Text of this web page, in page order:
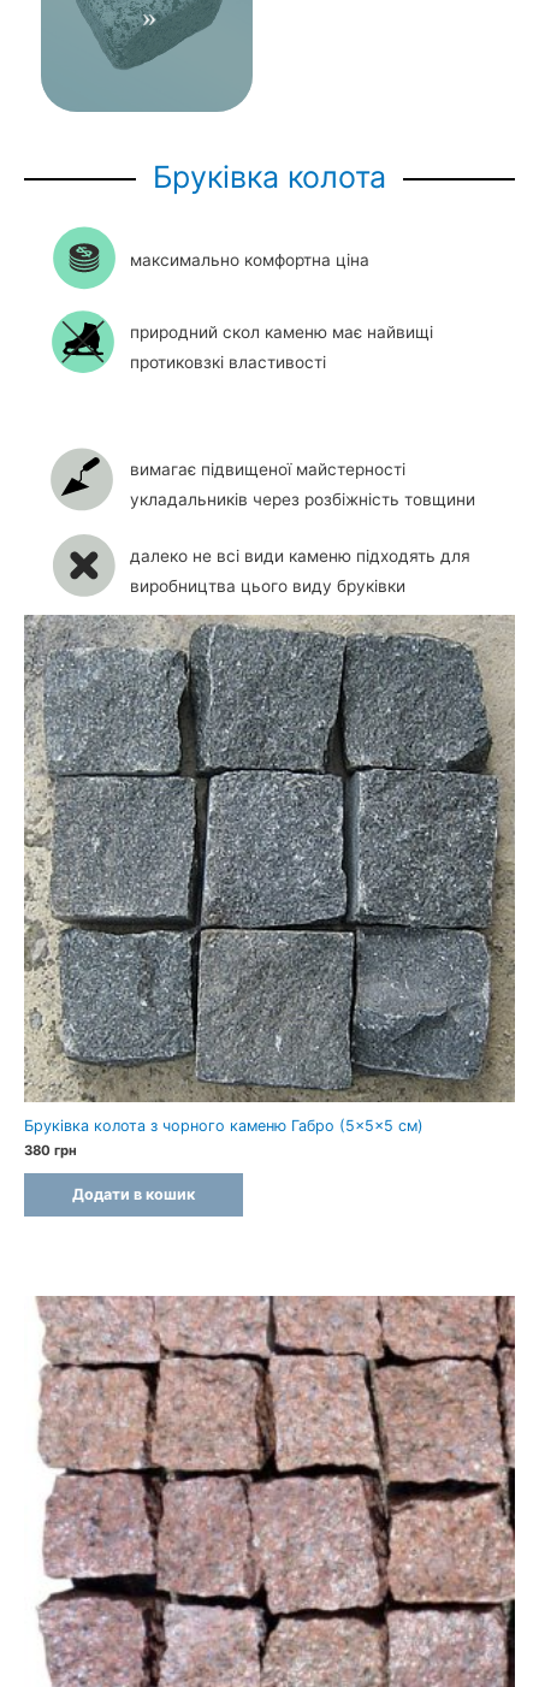
Бруківка колота
максимально комфортна ціна
природний скол каменю має найвищі
протиковзкі властивості
вимагає підвищеної майстерності
укладальників через розбіжність товщини
далеко не всі види каменю підходять для
виробництва цього виду бруківки
Бруківка колота з чорного каменю Габро (5×5×5 см)
380 грн
Додати в кошик